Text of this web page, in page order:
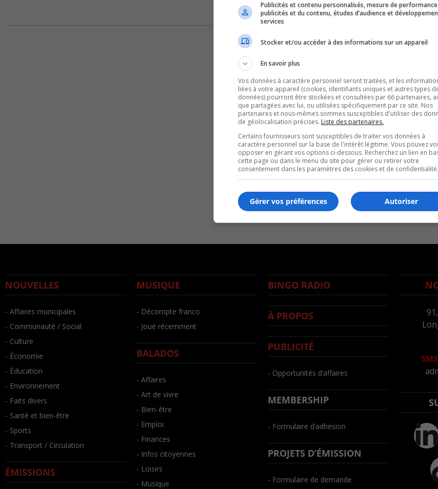
NOUVELLES
- Affaires municipales
- Communauté / Social
- Culture
- Économie
- Éducation
- Environnement
- Faits divers
- Santé et bien-être
- Sports
- Transport / Circulation
ÉMISSIONS
MUSIQUE
- Décompte franco
- Joué récemment
BALADOS
- Affaires
- Art de vivre
- Bien-être
- Emploi
- Finances
- Infos citoyennes
- Loisirs
- Musique
BINGO RADIO
À PROPOS
PUBLICITÉ
- Opportunités d’affaires
MEMBERSHIP
- Formulaire d’adhésion
PROJETS D’ÉMISSION
- Formulaire de demande
SMS
Publicités et contenu personnalisés, mesure de performance
publicités et du contenu, études d’audience et
services
Stocker et/ou accéder à des informations sur un appareil
En savoir plus
Vos données à caractère personnel seront traitées, et les
liées à votre appareil (cookies, identifiants uniques et autres types
données) pourront être stockées et consultées par 66 partenaires,
que partagées avec lui, ou utilisées spécifiquement par ce site. Nos
partenaires et nous-mêmes sommes susceptibles d'utiliser des
de géolocalisation précises. Liste des partenaires.
Certains fournisseurs sont susceptibles de traiter vos données à
caractère personnel sur la base de l'intérêt légitime. Vous pouvez
opposer en gérant vos options ci-dessous. Recherchez un lien en
cette page ou dans le menu du site pour gérer ou retirer votre
consentement dans les paramètres des cookies et de confidentialité.
Autoriser
Gérer vos préférences